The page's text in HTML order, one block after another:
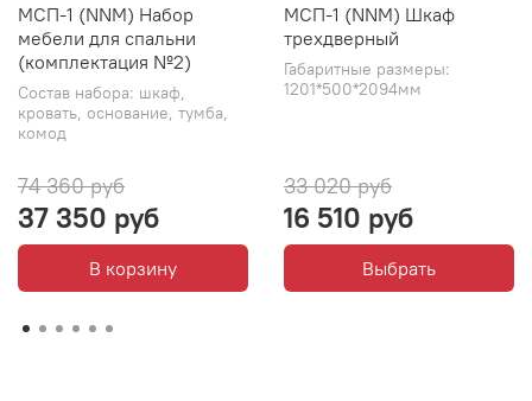
МСП-1 (NNM) Набор
мебели для спальни
(комплектация №2)
Состав набора: шкаф,
кровать, основание, тумба,
комод
74 360 руб
37 350 руб
В корзину
МСП-1 (NNM) Шкаф
трехдверный
Габаритные размеры:
1201*500*2094мм
33 020 руб
16 510 руб
Выбрать